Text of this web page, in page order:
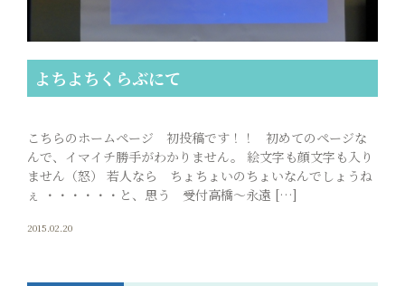
よちよちくらぶにて
こちらのホームページ 初投稿です！！ 初めてのページな
んで、イマイチ勝手がわかりません。 絵文字も顔文字も入り
ません（怒） 若人なら ちょちょいのちょいなんでしょうね
ぇ ・・・・・・と、思う 受付高橋～永遠 […]
2015.02.20